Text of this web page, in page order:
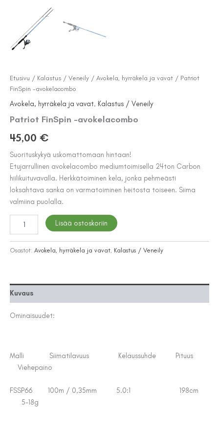
Etusivu / Kalastus / Veneily / Avokela, hyrräkela ja vavat / Patriot
FinSpin -avokelacombo
Avokela, hyrräkela ja vavat, Kalastus / Veneily
Patriot FinSpin -avokelacombo
45,00 €
Suorituskykyä uskomattomaan hintaan!
Etujarrullinen avokelacombo mediumtoimisella 24ton Carbon
hiilikuituvavalla. Herkkätoiminen kela, jonka pehmeästi
loksahtava sanka on varmatoiminen heitosta toiseen. Siima
valmiina puolalla.
FinSpin
avokelacombo
Lisää ostoskoriin
Osastot: Avokela, hyrräkela ja vavat Kalastus / Veneily
Kuvaus
Ominaisuudet:
Malli Siimatilavuus Kelaussuhde Pituus
Viehepaino
FSSP66 100m / 0,35mm 5.0:1 198cm
5-18g